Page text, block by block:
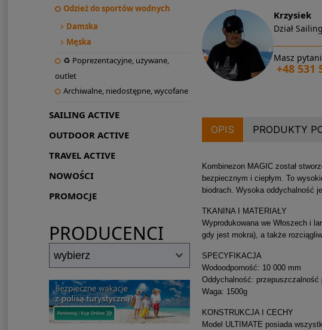
Odzież do sportów wodnych
Damska
Męska
♻ Poprezentacyjne, używane,
outlet
Archiwalne, niedostępne, wycofane
SAILING ACTIVE
OUTDOOR ACTIVE
TRAVEL ACTIVE
NOWOŚCI
PROMOCJE
PRODUCENCI
Krzysiek
Dział
Masz
+48 531
OPIS PRODUKTY
Kombinezon MAGIC został
bezpiecznym i ciepłym. To
biodrach. Wysoka oddychalność
TKANINA I MATERIAŁY
Wyprodukowana we Włoszech i
gdy jest mokra), a także
SPECYFIKACJA
Wodoodporność: 10 000 mm
Oddychalność: przepuszczalność
Waga: 1500g
KONSTRUKCJA I CECHY
Model ULTIMATE posiada